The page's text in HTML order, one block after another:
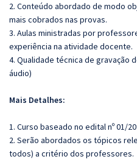
2. Conteúdo abordado de modo
mais cobrados nas provas.
3. Aulas ministradas por
experiência na atividade docente.
4. Qualidade técnica de gravação
áudio)
Mais Detalhes:
1. Curso baseado no edital nº 01/
2. Serão abordados os tópicos
todos) a critério dos professores.